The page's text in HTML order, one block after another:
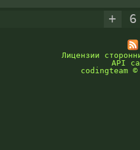
+ 6
Лицензии
API
codingteam ©